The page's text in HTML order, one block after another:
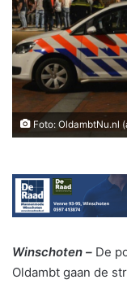
Foto: OldambtNu.nl
Winschoten – De
Oldambt gaan de